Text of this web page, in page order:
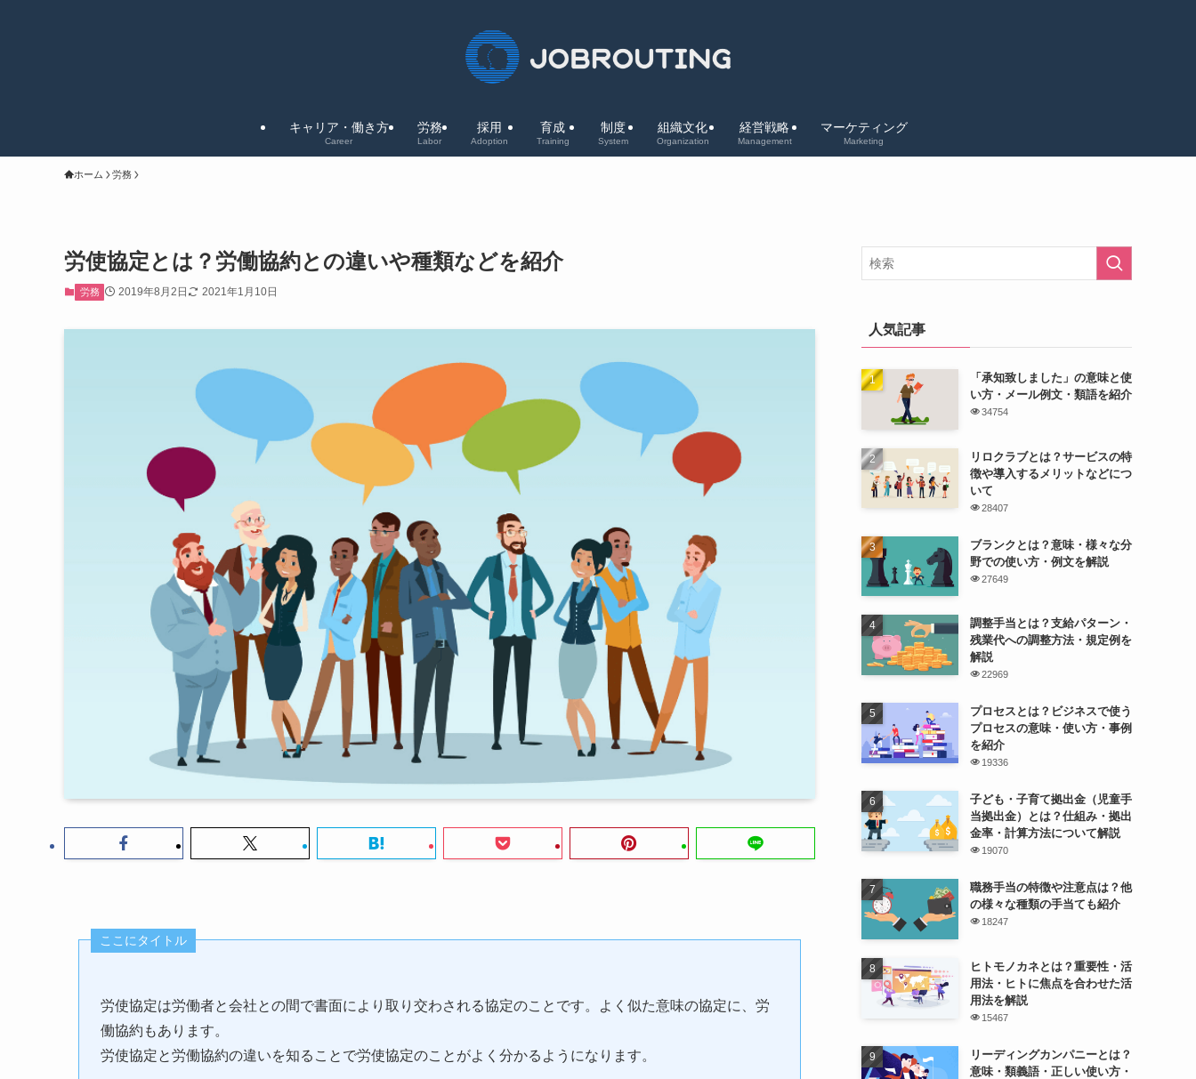
キャリア・働き方
Career
労務
Labor
採用
Adoption
育成
Training
制度
System
組織文化
Organization
経営戦略
Management
マーケティング
Marketing
ホーム 労務
労使協定とは？労働協約との違いや種類などを紹介
労務 2019年8月2日 2021年1月10日
ここにタイトル
労使協定は労働者と会社との間で書面により取り交わされる協定のことです。よく似た意味の協定に、労
働協約もあります。
労使協定と労働協約の違いを知ることで労使協定のことがよく分かるようになります。
人気記事
「承知致しました」の意味と使
い方・メール例文・類語を紹介
34754
リロクラブとは？サービスの特
徴や導入するメリットなどにつ
いて
28407
ブランクとは？意味・様々な分
野での使い方・例文を解説
27649
調整手当とは？支給パターン・
残業代への調整方法・規定例を
解説
22969
プロセスとは？ビジネスで使う
プロセスの意味・使い方・事例
を紹介
19336
子ども・子育て拠出金（児童手
当拠出金）とは？仕組み・拠出
金率・計算方法について解説
19070
職務手当の特徴や注意点は？他
の様々な種類の手当ても紹介
18247
ヒトモノカネとは？重要性・活
用法・ヒトに焦点を合わせた活
用法を解説
15467
リーディングカンパニーとは？
意味・類義語・正しい使い方・